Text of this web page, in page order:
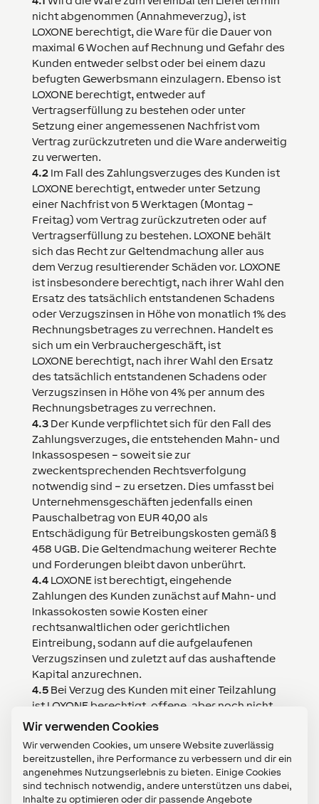
Wir verwenden Cookies
Wir verwenden Cookies, um unsere Website zuverlässig
bereitzustellen, ihre Performance zu verbessern und dir ein
angenehmes Nutzungserlebnis zu bieten. Einige Cookies
sind technisch notwendig, andere unterstützen uns dabei,
Inhalte zu optimieren oder dir passende Angebote
nicht abgenommen (Annahmeverzug), ist
LOXONE berechtigt, die Ware für die Dauer von
maximal 6 Wochen auf Rechnung und Gefahr des
Kunden entweder selbst oder bei einem dazu
befugten Gewerbsmann einzulagern. Ebenso ist
LOXONE berechtigt, entweder auf
Vertragserfüllung zu bestehen oder unter
Setzung einer angemessenen Nachfrist vom
Vertrag zurückzutreten und die Ware anderweitig
zu verwerten.
4.2Im Fall des Zahlungsverzuges des Kunden ist
LOXONE berechtigt, entweder unter Setzung
einer Nachfrist von 5 Werktagen (Montag –
Freitag) vom Vertrag zurückzutreten oder auf
Vertragserfüllung zu bestehen. LOXONE behält
sich das Recht zur Geltendmachung aller aus
dem Verzug resultierender Schäden vor. LOXONE
ist insbesondere berechtigt, nach ihrer Wahl den
Ersatz des tatsächlich entstandenen Schadens
oder Verzugszinsen in Höhe von monatlich 1% des
Rechnungsbetrages zu verrechnen. Handelt es
sich um ein Verbrauchergeschäft, ist
LOXONE berechtigt, nach ihrer Wahl den Ersatz
des tatsächlich entstandenen Schadens oder
Verzugszinsen in Höhe von 4% per annum des
Rechnungsbetrages zu verrechnen.
4.3Der Kunde verpflichtet sich für den Fall des
Zahlungsverzuges, die entstehenden Mahn- und
Inkassospesen – soweit sie zur
zweckentsprechenden Rechtsverfolgung
notwendig sind – zu ersetzen. Dies umfasst bei
Unternehmensgeschäften jedenfalls einen
Pauschalbetrag von EUR 40,00 als
Entschädigung für Betreibungskosten gemäß §
458 UGB. Die Geltendmachung weiterer Rechte
und Forderungen bleibt davon unberührt.
4.4 LOXONE ist berechtigt, eingehende
Zahlungen des Kunden zunächst auf Mahn- und
Inkassokosten sowie Kosten einer
rechtsanwaltlichen oder gerichtlichen
Eintreibung, sodann auf die aufgelaufenen
Verzugszinsen und zuletzt auf das aushaftende
Kapital anzurechnen.
4.5 Bei Verzug des Kunden mit einer Teilzahlung
ist LOXONEberechtigt, offene, aber noch nicht
fällige Rechnungsbeträge sofort fällig zu stellen
Sicherheitsleistungen zu verlangen.
5.Eigentumsvorbehalt